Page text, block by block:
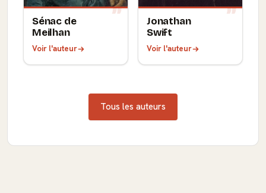
Sénac de
Meilhan
Voir l'auteur
Jonathan
Swift
Voir l'auteur
Tous les auteurs